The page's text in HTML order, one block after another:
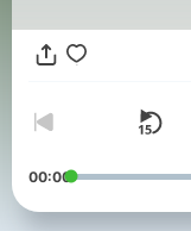
civil –muchos de
conocer las
mantenido el
00:00